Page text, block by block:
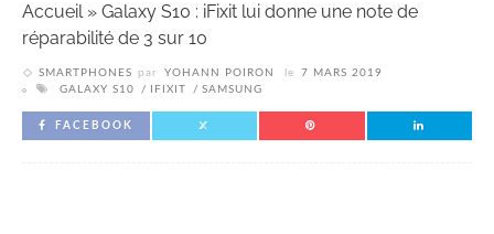
Accueil» Galaxy S10 : iFixit lui donne une note de
réparabilité de 3 sur 10
SMARTPHONES par YOHANN POIRON le
7 MARS 2019
GALAXY S10
IFIXIT SAMSUNG
FACEBOOK